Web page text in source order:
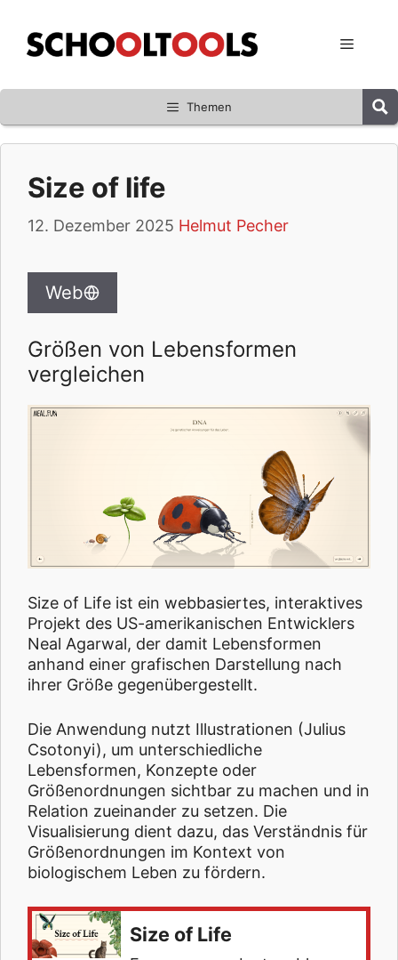
Inhalt
springen
Menü
Themen
Size of life
12. Dezember 2025 Helmut Pecher
Web
Größen von Lebensformen
vergleichen
Size of Life ist ein webbasiertes, interaktives
Projekt des US-amerikanischen Entwicklers
Neal Agarwal, der damit Lebensformen
anhand einer grafischen Darstellung nach
ihrer Größe gegenübergestellt.
Die Anwendung nutzt Illustrationen (Julius
Csotonyi), um unterschiedliche
Lebensformen, Konzepte oder
Größenordnungen sichtbar zu machen und in
Relation zueinander zu setzen. Die
Visualisierung dient dazu, das Verständnis für
Größenordnungen im Kontext von
biologischem Leben zu fördern.
Size of Life